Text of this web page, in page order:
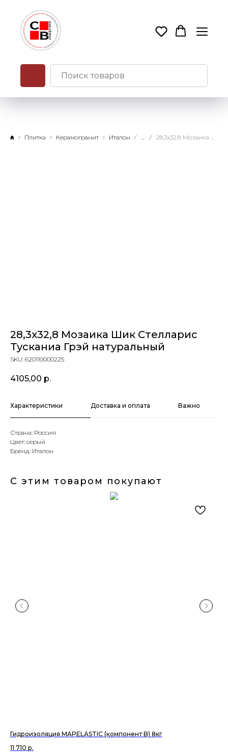
Плитка Керамогранит Италон
28,3х32,8 Мозаика Шик Стелларис
Тусканиа Грэй натуральный
SKU: 620110000225
4105,00 р.
Характеристики Доставка и оплата Важно
Страна: Россия
Цвет: серый
Бренд: Италон
С этим товаром покупают
Гидроизоляция MAPELASTIC (компонент B) 8кг
11 710 р.